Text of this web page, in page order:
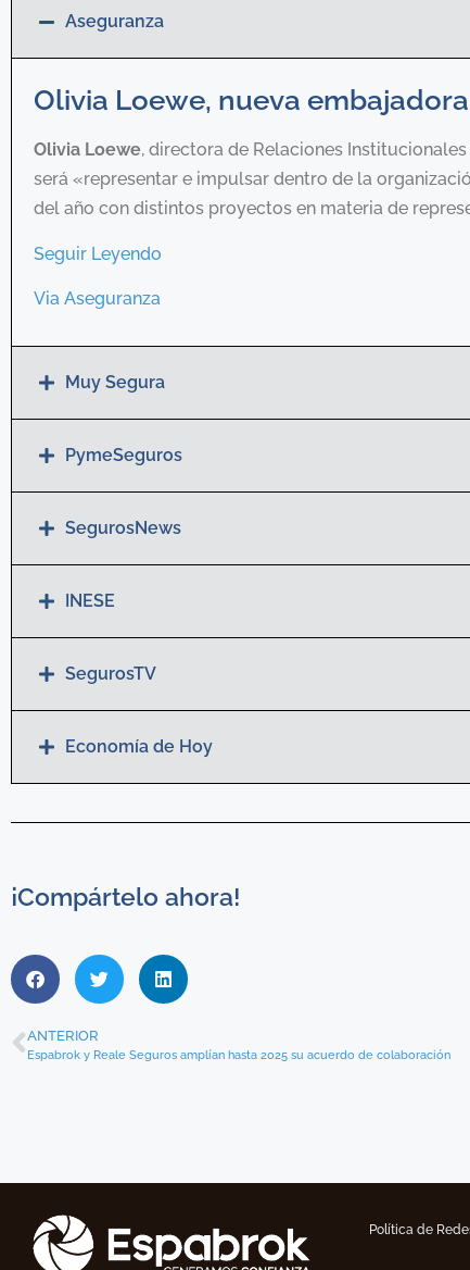
Aseguranza
Olivia Loewe, nueva
Olivia Loewe, directora de Relaciones
será «representar e impulsar dentro de la
del año con distintos proyectos en materia de
Seguir Leyendo
Via Aseguranza
Muy Segura
PymeSeguros
SegurosNews
INESE
SegurosTV
Economía de Hoy
¡Compártelo ahora!
ANTERIOR
Espabrok y Reale Seguros amplían hasta 2025 su acuerdo de colaboración
Política de